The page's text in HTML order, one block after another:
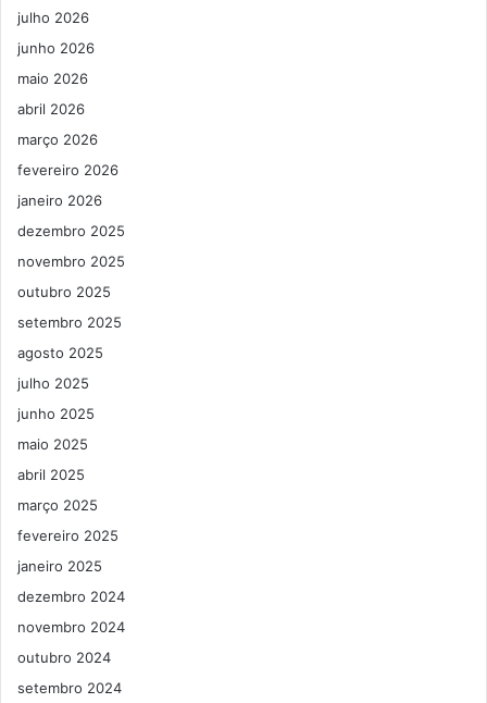
julho 2026
junho 2026
maio 2026
abril 2026
março 2026
fevereiro 2026
janeiro 2026
dezembro 2025
novembro 2025
outubro 2025
setembro 2025
agosto 2025
julho 2025
junho 2025
maio 2025
abril 2025
março 2025
fevereiro 2025
janeiro 2025
dezembro 2024
novembro 2024
outubro 2024
setembro 2024